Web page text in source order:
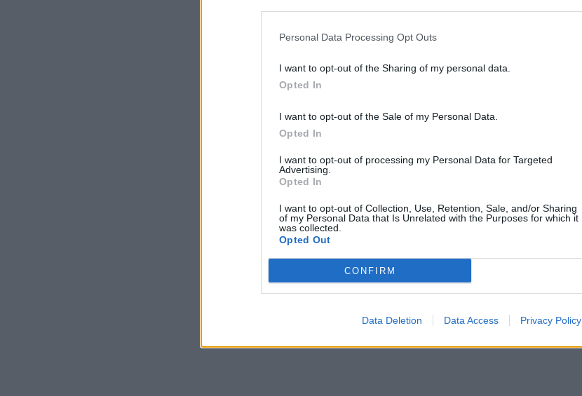
Personal Data Processing Opt Outs
I want to opt-out of the Sharing of my personal data.
Opted In
I want to opt-out of the Sale of my Personal Data.
Opted In
I want to opt-out of processing my Personal Data for Targeted
Advertising.
Opted In
I want to opt-out of Collection, Use, Retention, Sale, and/or Sharing
of my Personal Data that Is Unrelated with the Purposes for which it
was collected.
Opted Out
CONFIRM
Data Deletion Data Access Privacy Policy